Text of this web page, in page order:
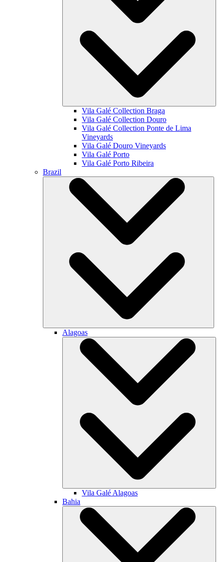
Vila Galé Collection Braga
Vila Galé Collection Douro
Vila Galé Collection Ponte de Lima
Vineyards
Vila Galé Douro Vineyards
Vila Galé Porto
Vila Galé Porto Ribeira
Brazil
Alagoas
Vila Galé Alagoas
Bahia